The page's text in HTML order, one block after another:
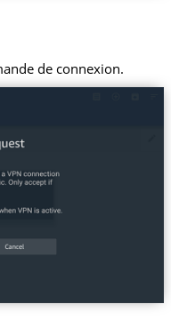
de connexion.